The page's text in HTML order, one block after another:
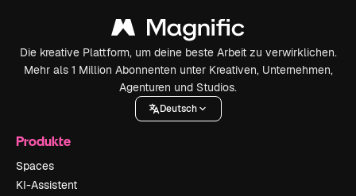
Die kreative Plattform, um deine beste Arbeit zu verwirklichen.
Mehr als 1 Million Abonnenten unter Kreativen, Unternehmen,
Agenturen und Studios.
Deutsch
Produkte
Spaces
KI-Assistent